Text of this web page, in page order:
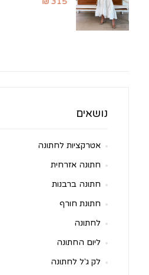
נושאים
אטרקציות לחתונה
חתונה אזרחית
חתונה ברבנות
חתונת חורף
לחתונה
ליום החתונה
לק ג'ל לחתונה